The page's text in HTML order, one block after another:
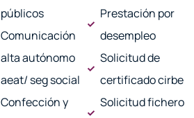
públicos
Comunicación
alta autónomo
aeat/ seg social
Confección y
Prestación por
desempleo
Solicitud de
certificado cirbe
Solicitud fichero